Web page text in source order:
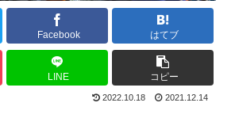
Facebook はてブ
LINE コピー
2022.10.18 2021.12.14